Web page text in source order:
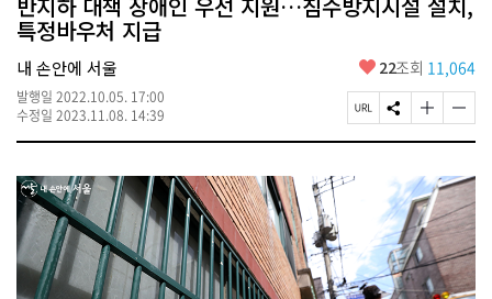
서
울
시
대
표
소
통
포
특정바우처 지급
내 손안에 서울
발행일 2022.10.05. 17:00
수정일 2023.11.08. 14:39
좋
요
22조회 11,064
페
이
사
S
N
유
하
기
글
자
기
크
게
변
경
하
기
글
자
기
작
게
변
경
하
기